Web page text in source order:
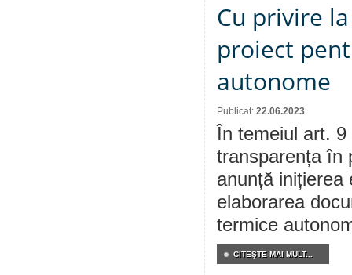
Cu privire
proiect
autonome
Publicat: 22.06.2023
În temeiul art.
transparența în
anunță inițierea
elaborarea
termice
CITEŞTE MAI MULT...